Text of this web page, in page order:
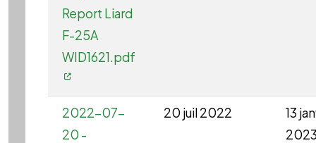
Report Liard
F-25A
WID1621.pdf
2022-07-
20 -
20 juil 2022
13